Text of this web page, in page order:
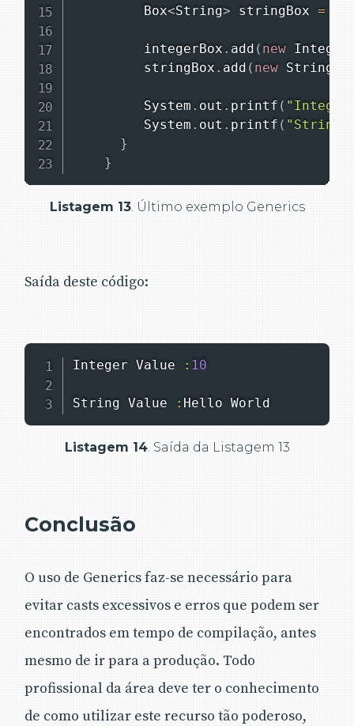
Box<String> stringBox =
         integerBox
. add ( new Integer
         stringBox
. add ( new String
System . out . printf ( "Integer
System . out . printf ( "String
}
}
Listagem 13. Último exemplo Generics
Saída deste código:
Integer Value : 10
String Value : Hello World
Listagem 14. Saída da Listagem 13
Conclusão
O uso de Generics faz-se necessário para
evitar casts excessivos e erros que podem ser
encontrados em tempo de compilação, antes
mesmo de ir para a produção. Todo
profissional da área deve ter o conhecimento
de como utilizar este recurso tão poderoso,